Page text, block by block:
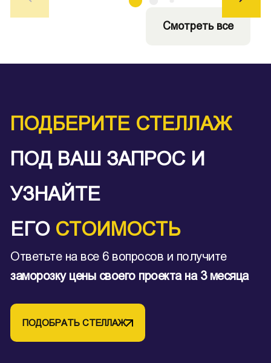
Смотреть все
ПОДБЕРИТЕ СТЕЛЛАЖ
ПОД ВАШ ЗАПРОС И
УЗНАЙТЕ
ЕГО СТОИМОСТЬ
Ответьте на все 6 вопросов и получите
заморозку цены своего проекта на 3 месяца
ПОДОБРАТЬ СТЕЛЛАЖ